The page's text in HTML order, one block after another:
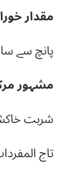
مقدار
پانچ سے
مشہور
شربت
تاج